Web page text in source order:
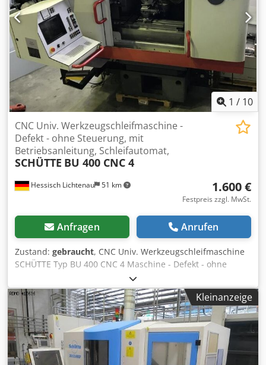
1 / 10
Hessisch Lichtenau 51 km
CNC Univ. Werkzeugschleifmaschine -
Defekt - ohne Steuerung, mit
Betriebsanleitung, Schleifautomat,
SCHÜTTE BU 400 CNC 4
1.600 €
Festpreis zzgl. MwSt.
Anfragen Anrufen
Zustand: gebraucht, CNC Univ. Werkzeugschleifmaschine
SCHÜTTE Typ BU 400 CNC 4 Maschine - Defekt - ohne
Steuerung Maschine nicht betriebsbereit - elektrisch ohne
Funktion - ohne CNC Steuerung Fabr. Nr: Baujahr 1990 4-
Achsen (X, Y, Z und R) Tisch-Aufspannfläche 1300 x 250
mm Spitzenweite 700 mm Spitzenhöhe 155 mm
Schleiflänge (X-Achse) max. 400 mm Csdpfjd Rmcmsx
Afuorf Schleifbreite (Y-Achse) max. 260 mm
Schleifspindeldrehzahl max. 6000 U/min.
Kleinanzeige